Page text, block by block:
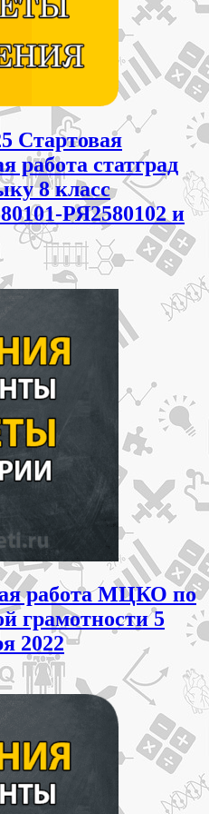
Стартовая
работа статград
8 класс
РЯ2580102 и
работа МЦКО по
грамотности 5
2022